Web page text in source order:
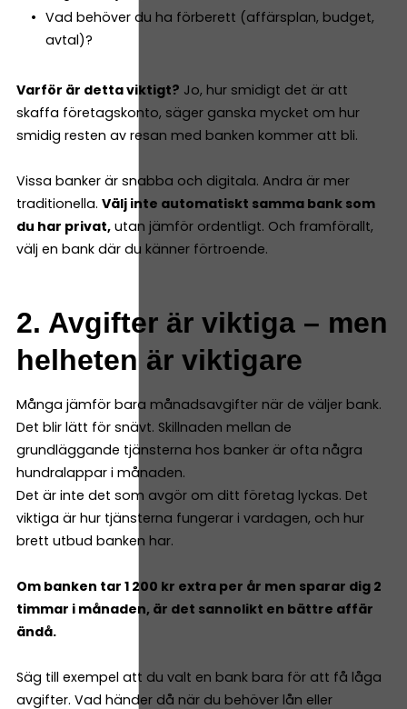
Vad behöver du ha förberett (affärsplan, budget,
avtal)?
Varför är detta viktigt? Jo, hur smidigt det är att
skaffa företagskonto, säger ganska mycket om hur
smidig resten av resan med banken kommer att bli.
Vissa banker är snabba och digitala. Andra är mer
traditionella. Välj inte automatiskt samma bank som
du har privat, utan jämför ordentligt. Och framförallt,
välj en bank där du känner förtroende.
2. Avgifter är viktiga – men
helheten är viktigare
Många jämför bara månadsavgifter när de väljer bank.
Det blir lätt för snävt. Skillnaden mellan de
grundläggande tjänsterna hos banker är ofta några
hundralappar i månaden.
Det är inte det som avgör om ditt företag lyckas. Det
viktiga är hur tjänsterna fungerar i vardagen, och hur
brett utbud banken har.
Om banken tar 1 200 kr extra per år men sparar dig 2
timmar i månaden, är det sannolikt en bättre affär
ändå.
Säg till exempel att du valt en bank bara för att få låga
avgifter. Vad händer då när du behöver lån eller